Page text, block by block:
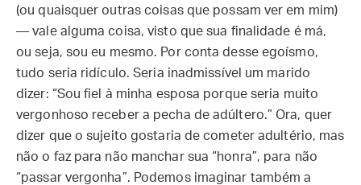
(ou quaisquer outras coisas que possam ver em mim)
— vale alguma coisa, visto que sua finalidade é má,
ou seja, sou eu mesmo. Por conta desse egoísmo,
tudo seria ridículo. Seria inadmissível um marido
dizer: “Sou fiel à minha esposa porque seria muito
vergonhoso receber a pecha de adúltero.” Ora, quer
dizer que o sujeito gostaria de cometer adultério, mas
não o faz para não manchar sua “honra”, para não
“passar vergonha”. Podemos imaginar também a